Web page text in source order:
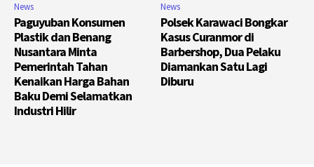
News
Paguyuban Konsumen
Plastik dan Benang
Nusantara Minta
Pemerintah Tahan
Kenaikan Harga Bahan
Baku Demi Selamatkan
Industri Hilir
News
Polsek Karawaci Bongkar
Kasus Curanmor di
Barbershop, Dua Pelaku
Diamankan Satu Lagi
Diburu